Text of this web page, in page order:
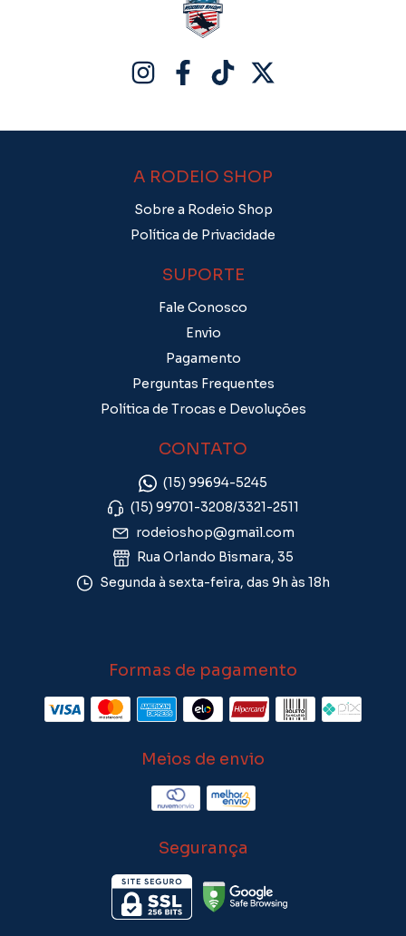
A RODEIO SHOP
Sobre a Rodeio Shop
Política de Privacidade
SUPORTE
Fale Conosco
Envio
Pagamento
Perguntas Frequentes
Política de Trocas e Devoluções
CONTATO
(15) 99694-5245
(15) 99701-3208/3321-2511
rodeioshop@gmail.com
Rua Orlando Bismara, 35
Segunda à sexta-feira, das 9h às 18h
Formas de pagamento
Meios de envio
Segurança